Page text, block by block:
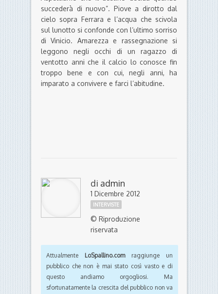
succederà di nuovo”. Piove a dirotto dal
cielo sopra Ferrara e l’acqua che scivola
sul lunotto si confonde con l’ultimo sorriso
di Vinicio. Amarezza e rassegnazione si
leggono negli occhi di un ragazzo di
ventotto anni che il calcio lo conosce fin
troppo bene e con cui, negli anni, ha
imparato a convivere e farci l’abitudine.
di admin
1 Dicembre 2012
INTERVISTE
© Riproduzione
riservata
Attualmente LoSpallino.comraggiunge un
pubblico che non è mai stato così vasto e di
questo andiamo orgogliosi. Ma
sfortunatamente la crescita del pubblico non va